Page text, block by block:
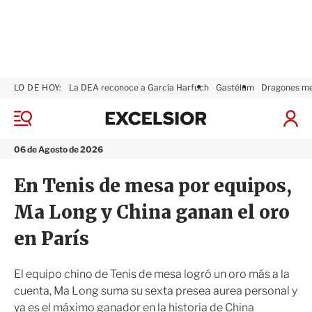
M
n
06 de Agosto de 2026
LO DE HOY: La DEA reconoce a García Harfuch Gastélum Dragones
I
a
x
i
r
En Tenis de mesa por equipos,
Ma Long y China ganan el oro
en París
El equipo chino de Tenis de mesa logró un oro más a la
cuenta, Ma Long suma su sexta presea aurea personal y
ya es el máximo ganador en la historia de China